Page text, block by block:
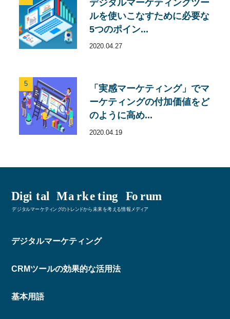
デジタルマーケティングツー
ルを使いこなすために必要な
5つのポイン...
2020.04.27
5
「実感マーケティング」でマ
ーケティングの付加価値をど
のように高め...
2020.04.19
デジタルマーケティング
CRMツールの効果的な活用法
基本用語